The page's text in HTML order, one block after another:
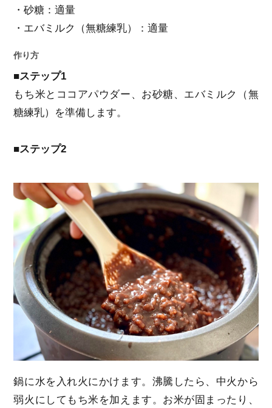
・砂糖：適量
・エバミルク（無糖練乳）：適量
作り方
■ステップ1
もち米とココアパウダー、お砂糖、エバミルク（無
糖練乳）を準備します。
■ステップ2
鍋に水を入れ火にかけます。沸騰したら、中火から
弱火にしてもち米を加えます。お米が固まったり、